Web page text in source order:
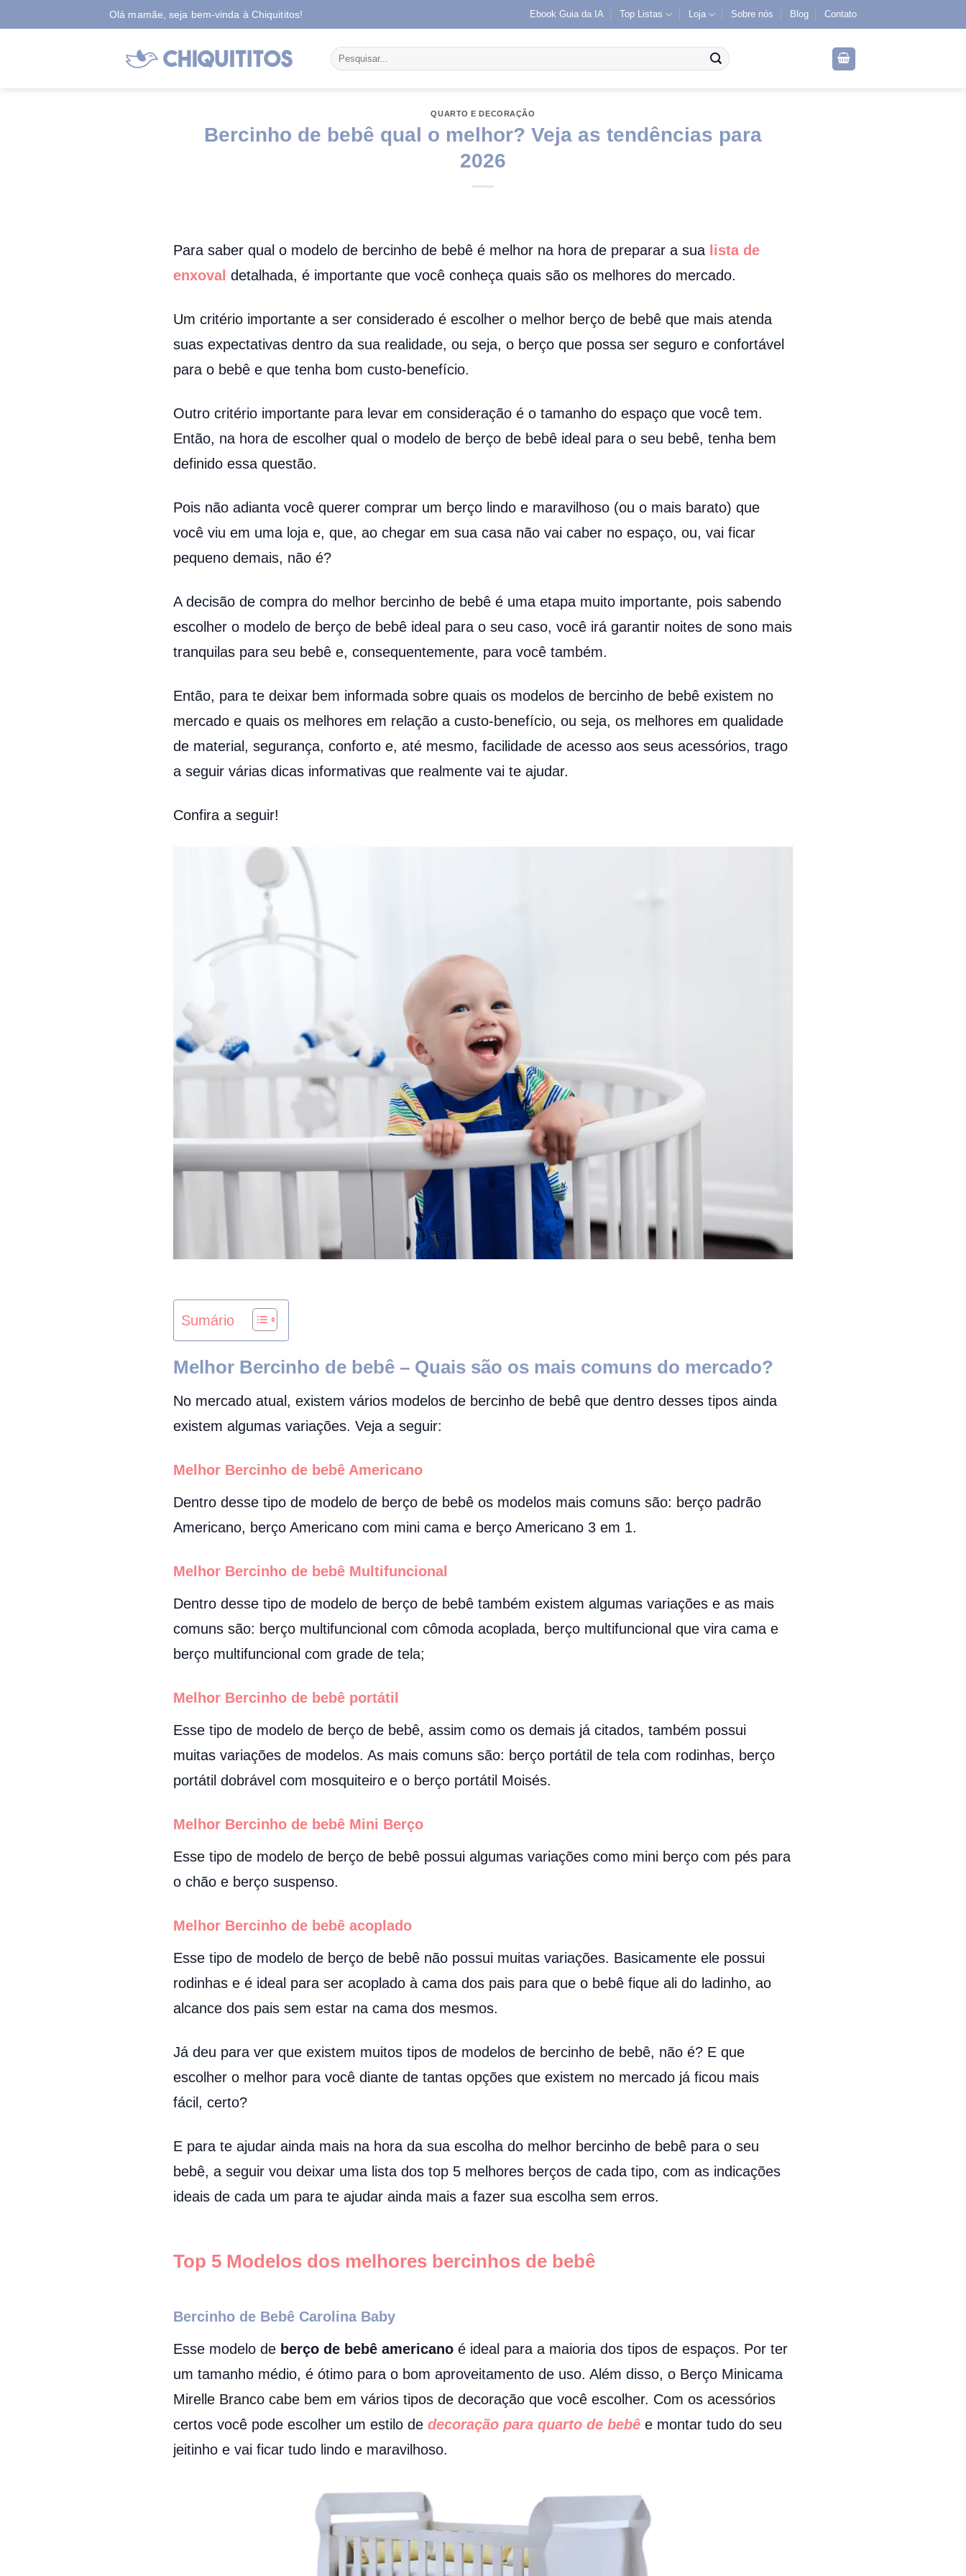
to
Olá mamãe, seja bem-vinda à Chiquititos! Ebook Guia da IA Top Listas Loja Sobre nós Blog Contato
Pesquisar
por:
QUARTO E DECORAÇÃO
Bercinho de bebê qual o melhor? Veja as tendências para
2026
Para saber qual o modelo de bercinho de bebê é melhor na hora de preparar a sua lista de
enxoval detalhada, é importante que você conheça quais são os melhores do mercado.
Um critério importante a ser considerado é escolher o melhor berço de bebê que mais atenda
suas expectativas dentro da sua realidade, ou seja, o berço que possa ser seguro e confortável
para o bebê e que tenha bom custo-benefício.
Outro critério importante para levar em consideração é o tamanho do espaço que você tem.
Então, na hora de escolher qual o modelo de berço de bebê ideal para o seu bebê, tenha bem
definido essa questão.
Pois não adianta você querer comprar um berço lindo e maravilhoso (ou o mais barato) que
você viu em uma loja e, que, ao chegar em sua casa não vai caber no espaço, ou, vai ficar
pequeno demais, não é?
A decisão de compra do melhor bercinho de bebê é uma etapa muito importante, pois sabendo
escolher o modelo de berço de bebê ideal para o seu caso, você irá garantir noites de sono mais
tranquilas para seu bebê e, consequentemente, para você também.
Então, para te deixar bem informada sobre quais os modelos de bercinho de bebê existem no
mercado e quais os melhores em relação a custo-benefício, ou seja, os melhores em qualidade
de material, segurança, conforto e, até mesmo, facilidade de acesso aos seus acessórios, trago
a seguir várias dicas informativas que realmente vai te ajudar.
Confira a seguir!
Sumário
Melhor Bercinho de bebê – Quais são os mais comuns do mercado?
No mercado atual, existem vários modelos de bercinho de bebê que dentro desses tipos ainda
existem algumas variações. Veja a seguir:
Melhor Bercinho de bebê Americano
Dentro desse tipo de modelo de berço de bebê os modelos mais comuns são: berço padrão
Americano, berço Americano com mini cama e berço Americano 3 em 1.
Melhor Bercinho de bebê Multifuncional
Dentro desse tipo de modelo de berço de bebê também existem algumas variações e as mais
comuns são: berço multifuncional com cômoda acoplada, berço multifuncional que vira cama e
berço multifuncional com grade de tela;
Melhor Bercinho de bebê portátil
Esse tipo de modelo de berço de bebê, assim como os demais já citados, também possui
muitas variações de modelos. As mais comuns são: berço portátil de tela com rodinhas, berço
portátil dobrável com mosquiteiro e o berço portátil Moisés.
Melhor Bercinho de bebê Mini Berço
Esse tipo de modelo de berço de bebê possui algumas variações como mini berço com pés para
o chão e berço suspenso.
Melhor Bercinho de bebê acoplado
Esse tipo de modelo de berço de bebê não possui muitas variações. Basicamente ele possui
rodinhas e é ideal para ser acoplado à cama dos pais para que o bebê fique ali do ladinho, ao
alcance dos pais sem estar na cama dos mesmos.
Já deu para ver que existem muitos tipos de modelos de bercinho de bebê, não é? E que
escolher o melhor para você diante de tantas opções que existem no mercado já ficou mais
fácil, certo?
E para te ajudar ainda mais na hora da sua escolha do melhor bercinho de bebê para o seu
bebê, a seguir vou deixar uma lista dos top 5 melhores berços de cada tipo, com as indicações
ideais de cada um para te ajudar ainda mais a fazer sua escolha sem erros.
Top 5 Modelos dos melhores bercinhos de bebê
Bercinho de Bebê Carolina Baby
Esse modelo de berço de bebê americano é ideal para a maioria dos tipos de espaços. Por ter
um tamanho médio, é ótimo para o bom aproveitamento de uso. Além disso, o Berço Minicama
Mirelle Branco cabe bem em vários tipos de decoração que você escolher. Com os acessórios
certos você pode escolher um estilo dedecoração para quarto de bebê e montar tudo do seu
jeitinho e vai ficar tudo lindo e maravilhoso.